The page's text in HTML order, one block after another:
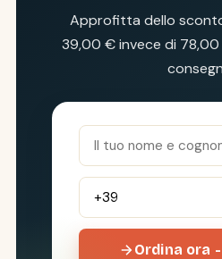
Approfitta dello
39,00 € invece di 78,00
Ordina ora